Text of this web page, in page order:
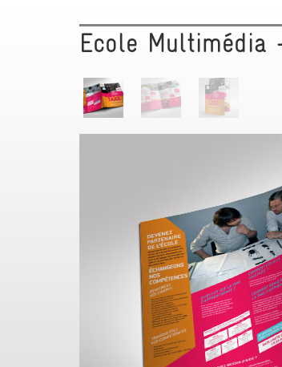
Ecole Multimédia